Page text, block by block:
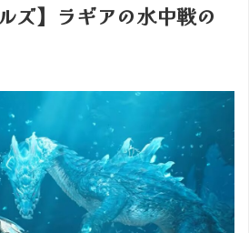
ズ】ラギアの水中戦の